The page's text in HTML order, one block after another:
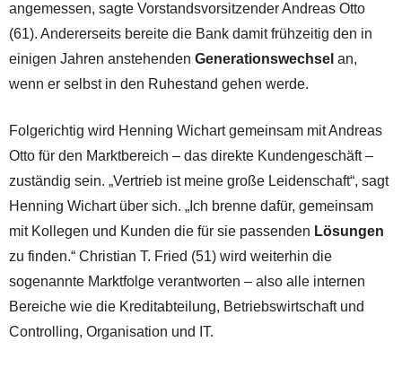
angemessen, sagte Vorstandsvorsitzender Andreas Otto
(61). Andererseits bereite die Bank damit frühzeitig den in
einigen Jahren anstehenden Generationswechsel an,
wenn er selbst in den Ruhestand gehen werde.
Folgerichtig wird Henning Wichart gemeinsam mit Andreas
Otto für den Marktbereich – das direkte Kundengeschäft –
zuständig sein. „Vertrieb ist meine große Leidenschaft“, sagt
Henning Wichart über sich. „Ich brenne dafür, gemeinsam
mit Kollegen und Kunden die für sie passenden Lösungen
zu finden.“ Christian T. Fried (51) wird weiterhin die
sogenannte Marktfolge verantworten – also alle internen
Bereiche wie die Kreditabteilung, Betriebswirtschaft und
Controlling, Organisation und IT.